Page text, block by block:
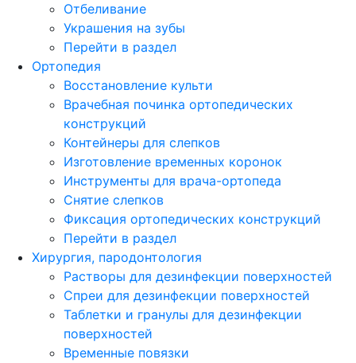
Отбеливание
Украшения на зубы
Перейти в раздел
Ортопедия
Восстановление культи
Врачебная починка ортопедических
конструкций
Контейнеры для слепков
Изготовление временных коронок
Инструменты для врача-ортопеда
Снятие слепков
Фиксация ортопедических конструкций
Перейти в раздел
Хирургия, пародонтология
Растворы для дезинфекции поверхностей
Спреи для дезинфекции поверхностей
Таблетки и гранулы для дезинфекции
поверхностей
Временные повязки